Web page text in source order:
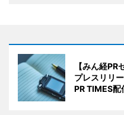
【みん経PR
プレスリリ
PR TIMES